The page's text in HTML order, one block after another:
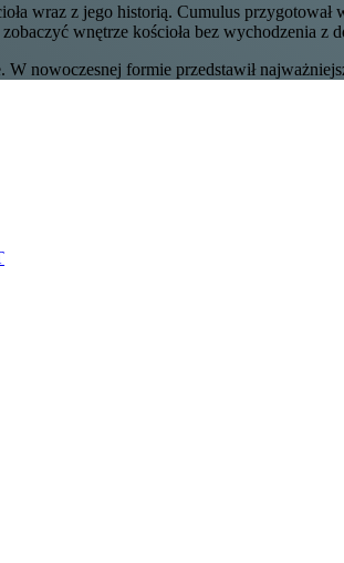
wraz z jego historią. Cumulus
wnętrze kościoła bez wychodzenia z
nowoczesnej formie przedstawił